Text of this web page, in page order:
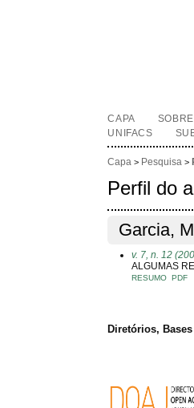
CAPA SOBRE
UNIFACS
Capa > Pesquisa >
Perfil do
Garcia,
v. 7, n. 12
ALGUMAS
RESUMO PDF
Diretórios,